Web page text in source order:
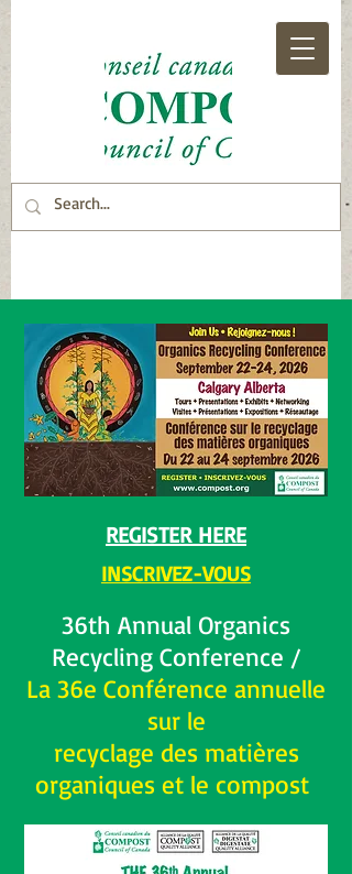
REGISTER HERE
INSCRIVEZ-VOUS
36th Annual Organics
Recycling Conference /
La 36e Conférence annuelle
sur le
recyclage des matières
organiques et le compost